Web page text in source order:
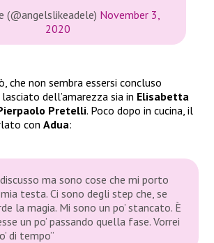
(@angelslikeadele) November 3,
2020
che non sembra essersi concluso
dell’amarezza sia in Elisabetta
Pretelli. Poco dopo in cucina, il
con Adua:
ma sono cose che mi porto
testa. Ci sono degli step che, se
la magia. Mi sono un po’ stancato. È
un po’ passando quella fase. Vorrei
di tempo”